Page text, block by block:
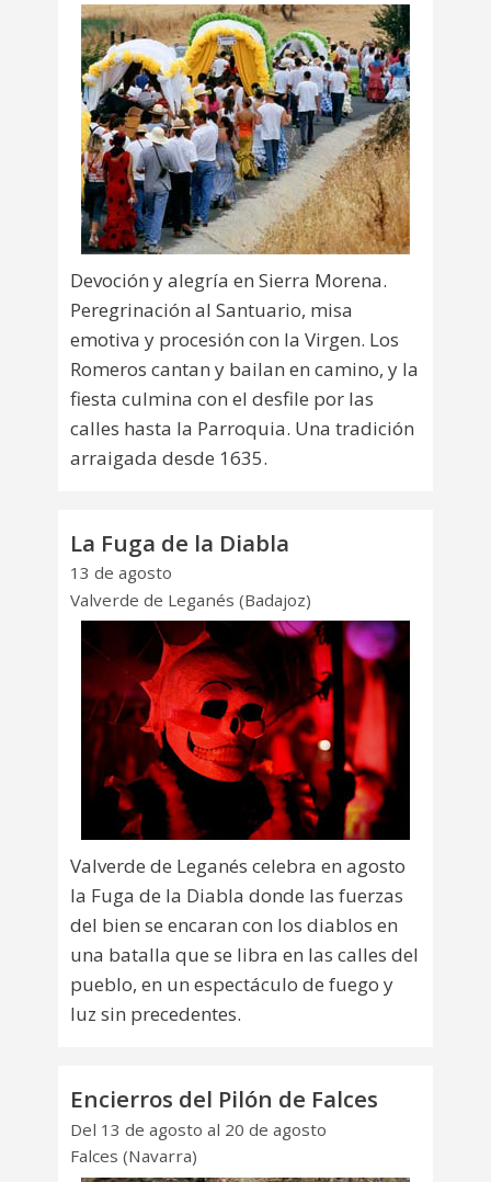
Devoción y alegría en Sierra Morena.
Peregrinación al Santuario, misa
emotiva y procesión con la Virgen. Los
Romeros cantan y bailan en camino, y la
fiesta culmina con el desfile por las
calles hasta la Parroquia. Una tradición
arraigada desde 1635.
La Fuga de la Diabla
13 de agosto
Valverde de Leganés (Badajoz)
Valverde de Leganés celebra en agosto
la Fuga de la Diabla donde las fuerzas
del bien se encaran con los diablos en
una batalla que se libra en las calles del
pueblo, en un espectáculo de fuego y
luz sin precedentes.
Encierros del Pilón de Falces
Del 13 de agosto al 20 de agosto
Falces (Navarra)